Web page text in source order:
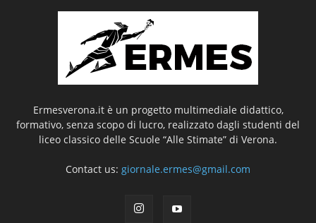
Ermesverona.it è un progetto multimediale didattico,
formativo, senza scopo di lucro, realizzato dagli studenti del
liceo classico delle Scuole “Alle Stimate” di Verona.
Contact us: giornale.ermes@gmail.com